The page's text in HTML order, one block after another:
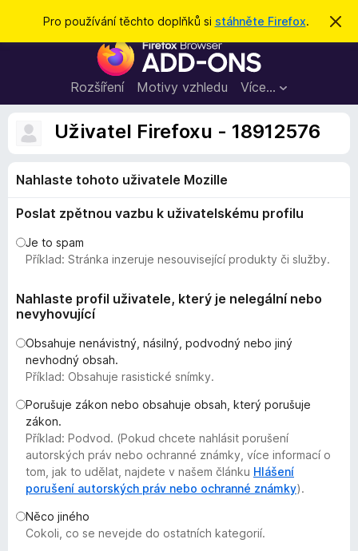
Pro používání těchto doplňků si stáhněte Firefox.
S
r
D
o
p
l
ň
k
d
p
o
l
e
č
F
r
e
f
x
Rozšíření Motivy vzhledu Více…
Přihlásit se
Uživatel Firefoxu - 18912576
Nahlaste tohoto uživatele Mozille
Poslat zpětnou vazbu k uživatelskému profilu
Je to spam
Příklad: Stránka inzeruje nesouvisející produkty či služby.
Nahlaste profil uživatele, který je nelegální nebo
nevyhovující
Obsahuje nenávistný, násilný, podvodný nebo jiný
nevhodný obsah.
Příklad: Obsahuje rasistické snímky.
Porušuje zákon nebo obsahuje obsah, který porušuje
zákon.
Příklad: Podvod. (Pokud chcete nahlásit porušení
autorských práv nebo ochranné známky, více informací o
tom, jak to udělat, najdete v našem článku Hlášení
porušení autorských práv nebo ochranné známky).
Něco jiného
Cokoli, co se nevejde do ostatních kategorií.